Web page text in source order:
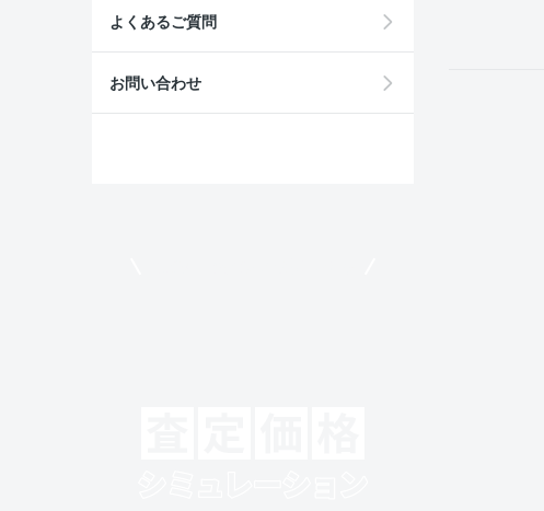
よくあるご質問
お問い合わせ